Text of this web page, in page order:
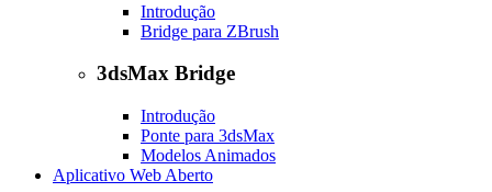
Introdução
Bridge para ZBrush
3dsMax Bridge
Introdução
Ponte para 3dsMax
Modelos Animados
Aplicativo Web Aberto